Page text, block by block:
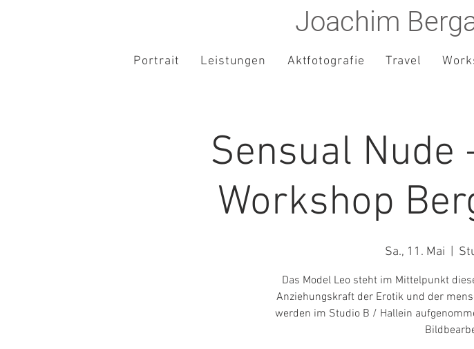
Joachim
Portrait Leistungen Aktfotografie Travel
Sensual
Workshop
Sa., 11. Mai
Das Model Leo steht im Mittelpunkt
Anziehungskraft der Erotik und der
werden im Studio B / Hallein